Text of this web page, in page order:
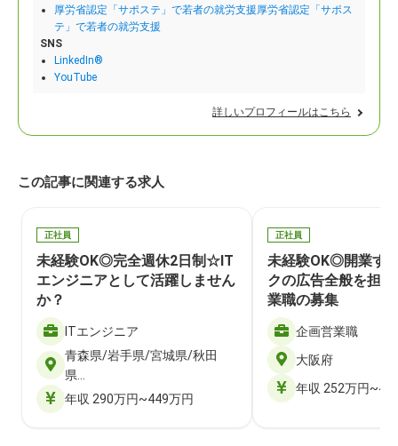
厚労省認定「サポステ」で若者の就労支援厚労省認定「サポス
テ」で若者の就労支援
SNS
LinkedIn®
YouTube
詳しいプロフィールはこちら
この記事に関連する求人
正社員
未経験OK◎完全週休2日制☆IT
エンジニアとして活躍しません
か？
ITエンジニア
青森県/岩手県/宮城県/秋田
県…
年収 290万円~449万円
正社員
未経験OK◎開業す
クの広告全般を担
業職の募集
企画営業職
大阪府
年収 252万円